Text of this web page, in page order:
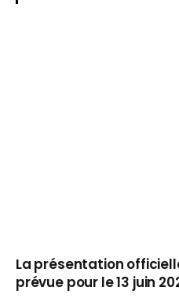
La présentation
prévue pour le 13 juin